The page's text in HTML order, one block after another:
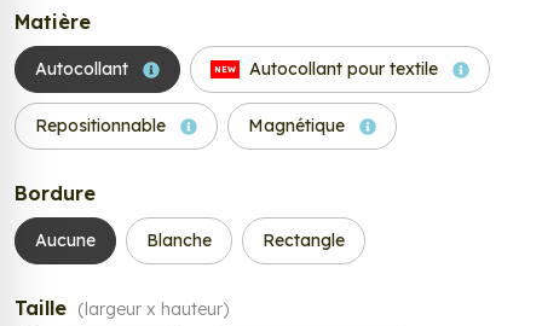
Matière
Autocollant NEW Autocollant pour textile
Repositionnable Magnétique
Bordure
Aucune Blanche Rectangle
Taille (largeur x hauteur)